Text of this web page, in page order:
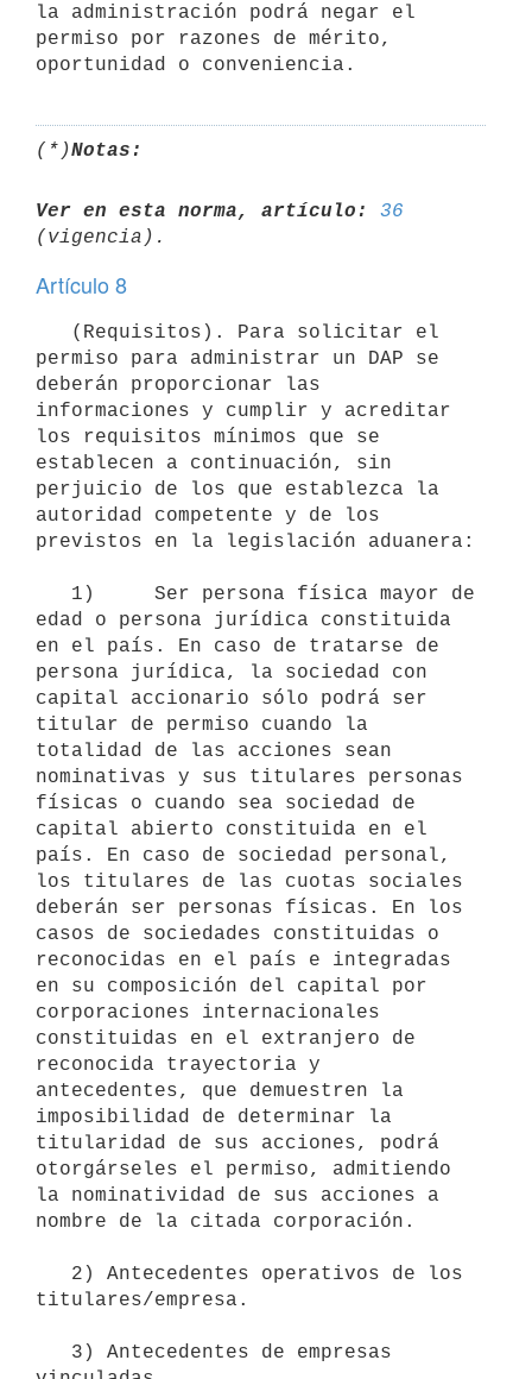
la administración podrá negar el
permiso por razones de mérito,
(*)Notas:
Ver en esta norma, artículo:
36
Artículo 8
permiso para administrar un DAP se
deberán proporcionar las
informaciones y cumplir y acreditar
los requisitos mínimos que se
establecen a continuación, sin
perjuicio de los que establezca la
autoridad competente y de los
previstos en la legislación aduanera:
edad o persona jurídica constituida
en el país. En caso de tratarse de
persona jurídica, la sociedad con
capital accionario sólo podrá ser
titular de permiso cuando la
totalidad de las acciones sean
nominativas y sus titulares personas
físicas o cuando sea sociedad de
capital abierto constituida en el
país. En caso de sociedad personal,
los titulares de las cuotas sociales
deberán ser personas físicas. En los
casos de sociedades constituidas o
reconocidas en el país e integradas
en su composición del capital por
corporaciones internacionales
constituidas en el extranjero de
reconocida trayectoria y
antecedentes, que demuestren la
imposibilidad de determinar la
titularidad de sus acciones, podrá
otorgárseles el permiso, admitiendo
la nominatividad de sus acciones a
nombre de la citada corporación.
titulares/empresa.